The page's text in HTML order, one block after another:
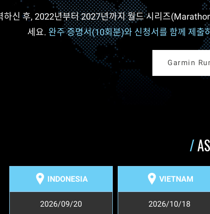
하신 후, 2022년부터 2027년까지 월드 시리즈
세요. 완주 증명서(10회분)와 신청서를 함께 제출
Garmin
/
INDONESIA
2026/09/20
VIETNAM
2026/10/18